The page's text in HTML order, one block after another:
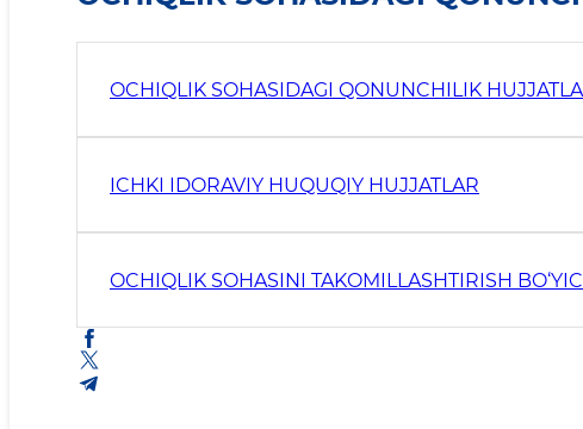
OCHIQLIK SOHASIDAGI QONUNCHILIK
ICHKI IDORAVIY HUQUQIY HUJJATLAR
OCHIQLIK SOHASINI TAKOMILLASHTIRISH